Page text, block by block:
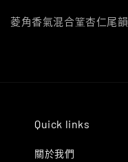
菱角香氣混合䈽杏仁尾韻
Quick links
關於我們